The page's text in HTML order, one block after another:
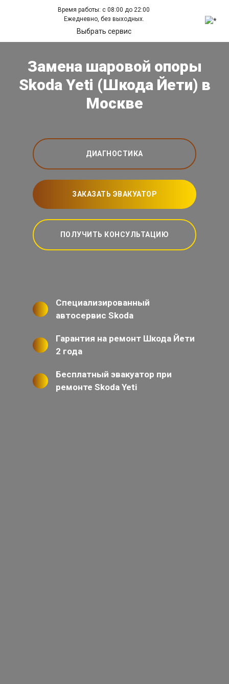
Время работы: с 08:00 до 22:00
Ежедневно, без выходных.
Выбрать сервис
Замена шаровой опоры
Skoda Yeti (Шкода Йети) в
Москве
ДИАГНОСТИКА
ЗАКАЗАТЬ ЭВАКУАТОР
ПОЛУЧИТЬ КОНСУЛЬТАЦИЮ
Специализированный
автосервис Skoda
Гарантия на ремонт Шкода Йети
2 года
Бесплатный эвакуатор при
ремонте Skoda Yeti